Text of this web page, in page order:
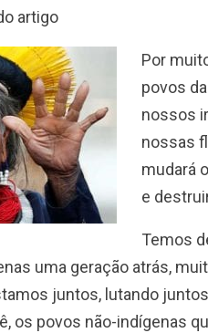
artigo
Por
povos
nossos
nossas
mudará
e
Temos
uma geração atrás,
juntos, lutando
os povos não-indígenas